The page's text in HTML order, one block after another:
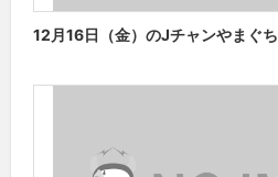
12月16日（金）のJチャンやまぐち